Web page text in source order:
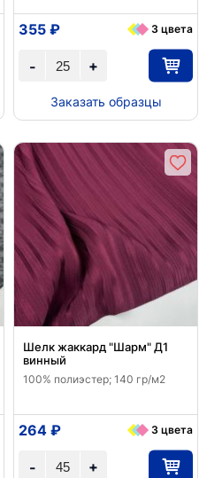
+
-
355 ₽ 3 цвета
Заказать образцы
Шелк жаккард "Шарм" Д1
винный
100% полиэстер; 140 гр/м2
+
-
264 ₽ 3 цвета